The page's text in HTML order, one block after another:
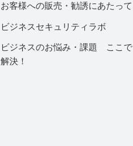
お客様への販売・勧誘にあたって
ビジネスセキュリティラボ
ビジネスのお悩み・課題 ここで
解決！